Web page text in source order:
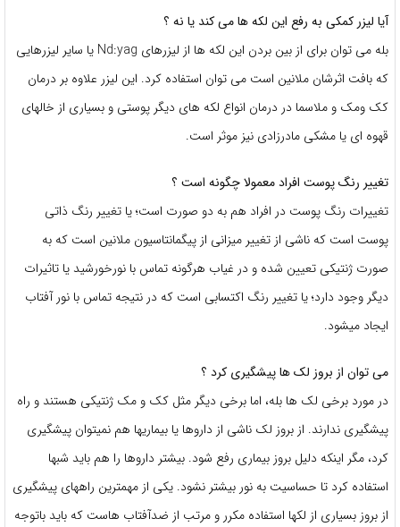
آیا لیزر کمکی به رفع این لکه ها می کند یا نه ؟
بله می توان برای از بین بردن این لکه ها از لیزرهای Nd:yag یا سایر لیزرهایی
که بافت اثرشان ملانین است می توان استفاده کرد. این لیزر علاوه بر درمان
کک ومک و ملاسما در درمان انواع لکه های دیگر پوستی و بسیاری از خالهای
قهوه ای یا مشکی مادرزادی نیز موثر است.
تغییر رنگ پوست افراد معمولا چگونه است ؟
تغییرات رنگ پوست در افراد هم به دو صورت است؛ یا تغییر رنگ ذاتی
پوست است که ناشی از تغییر میزانی از پیگمانتاسیون ملانین است که به
صورت ژنتیکی تعیین شده و در غیاب هرگونه تماس با نورخورشید یا تاثیرات
دیگر وجود دارد؛ یا تغییر رنگ اکتسابی است که در نتیجه تماس با نور آفتاب
ایجاد میشود.
می توان از بروز لک ها پیشگیری کرد ؟
در مورد برخی لک ها بله، اما برخی دیگر مثل کک و مک ژنتیکی هستند و راه
پیشگیری ندارند. از بروز لک ناشی از داروها یا بیماریها هم نمیتوان پیشگیری
کرد، مگر اینکه دلیل بروز بیماری رفع شود. بیشتر داروها را هم باید شبها
استفاده کرد تا حساسیت به نور بیشتر نشود. یکی از مهمترین راههای پیشگیری
از بروز بسیاری از لکها استفاده مکرر و مرتب از ضدآفتاب هاست که باید باتوجه